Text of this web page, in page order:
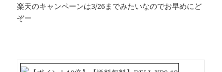
楽天のキャンペーンは3/26までみたいなのでお早めにど
ぞー